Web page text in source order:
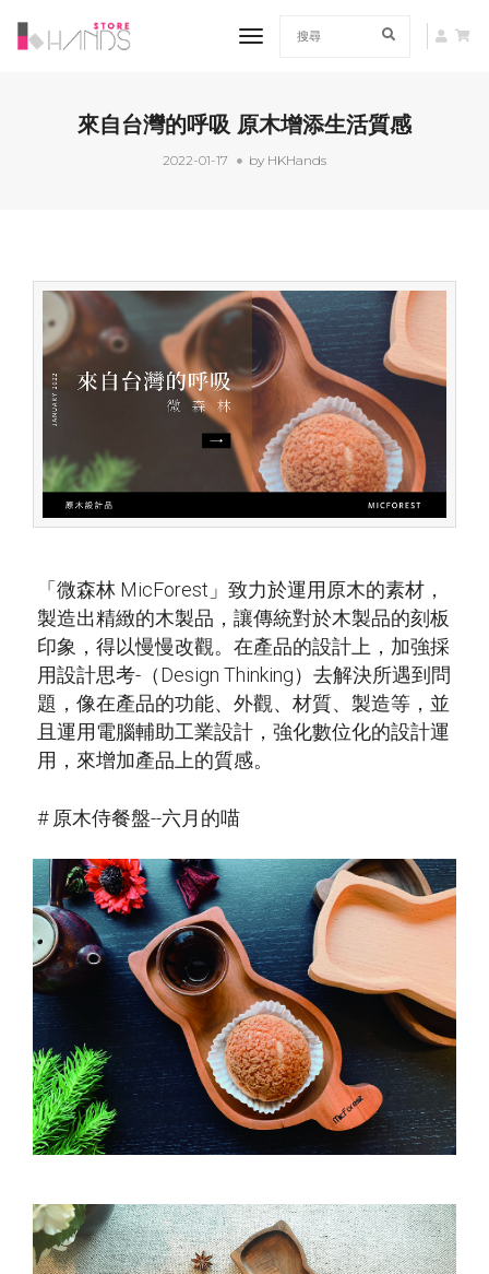
toggle navigation
來自台灣的呼吸 原木增添生活質感
2022-01-17 by HKHands
「微森林 MicForest」致力於運用原木的素材，
製造出精緻的木製品，讓傳統對於木製品的刻板
印象，得以慢慢改觀。在產品的設計上，加強採
用設計思考-（Design Thinking）去解決所遇到問
題，像在產品的功能、外觀、材質、製造等，並
且運用電腦輔助工業設計，強化數位化的設計運
用，來增加產品上的質感。
# 原木侍餐盤--六月的喵